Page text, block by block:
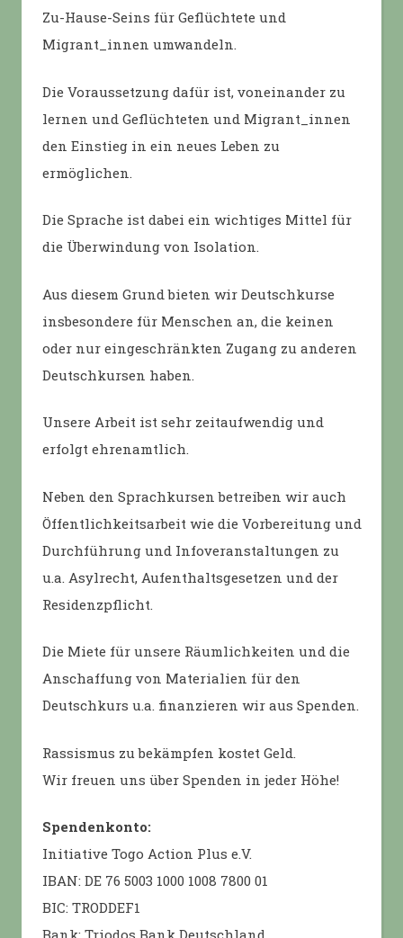
Zu-Hause-Seins für Geflüchtete und
Migrant_innen umwandeln.
Die Voraussetzung dafür ist, voneinander zu
lernen und Geflüchteten und Migrant_innen
den Einstieg in ein neues Leben zu
ermöglichen.
Die Sprache ist dabei ein wichtiges Mittel für
die Überwindung von Isolation.
Aus diesem Grund bieten wir Deutschkurse
insbesondere für Menschen an, die keinen
oder nur eingeschränkten Zugang zu anderen
Deutschkursen haben.
Unsere Arbeit ist sehr zeitaufwendig und
erfolgt ehrenamtlich.
Neben den Sprachkursen betreiben wir auch
Öffentlichkeitsarbeit wie die Vorbereitung und
Durchführung und Infoveranstaltungen zu
u.a. Asylrecht, Aufenthaltsgesetzen und der
Residenzpflicht.
Die Miete für unsere Räumlichkeiten und die
Anschaffung von Materialien für den
Deutschkurs u.a. finanzieren wir aus Spenden.
Rassismus zu bekämpfen kostet Geld.
Wir freuen uns über Spenden in jeder Höhe!
Spendenkonto:
Initiative Togo Action Plus e.V.
IBAN: DE 76 5003 1000 1008 7800 01
BIC: TRODDEF1
Bank: Triodos Bank Deutschland